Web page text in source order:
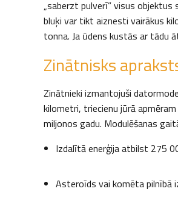
„saberzt pulverī” visus objektus
bluķi var tikt aiznesti vairākus
tonna. Ja ūdens kustās ar tādu
Zinātnisks
Zinātnieki izmantojuši
kilometri, triecienu jūrā
miljonos gadu. Modulēšanas
Izdalītā enerģija atbilst 275
Asteroīds vai komēta pilnībā